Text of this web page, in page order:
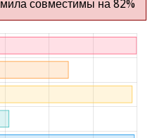
совместимы на 82%